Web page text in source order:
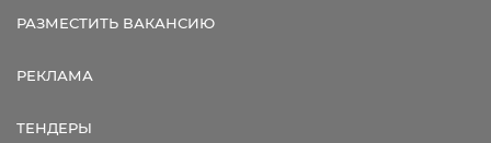
РАЗМЕСТИТЬ ВАКАНСИЮ
РЕКЛАМА
ТЕНДЕРЫ